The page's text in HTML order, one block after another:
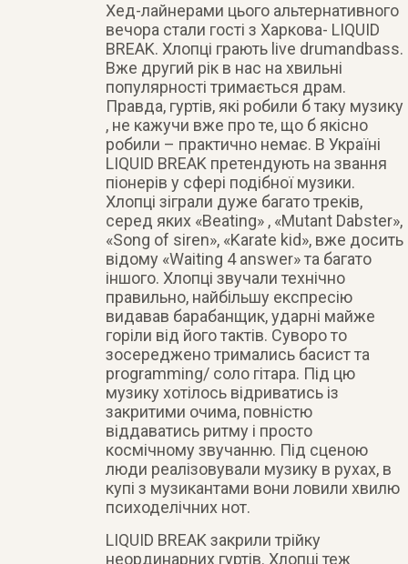
Хед-лайнерами цього альтернативного
вечора стали гості з Харкова- LIQUID
BREAK. Хлопці грають live drumandbass.
Вже другий рік в нас на хвильні
популярності тримається драм.
Правда, гуртів, які робили б таку музику
, не кажучи вже про те, що б якісно
робили – практично немає. В Україні
LIQUID BREAK претендують на звання
піонерів у сфері подібної музики.
Хлопці зіграли дуже багато треків,
серед яких «Beating» , «Mutant Dabster»,
«Song of siren», «Karate kid», вже досить
відому «Waiting 4 answer» та багато
іншого. Хлопці звучали технічно
правильно, найбільшу експресію
видавав барабанщик, ударні майже
горіли від його тактів. Суворо то
зосереджено тримались басист та
programming/ соло гітара. Під цю
музику хотілось відриватись із
закритими очима, повністю
віддаватись ритму і просто
космічному звучанню. Під сценою
люди реалізовували музику в рухах, в
купі з музикантами вони ловили хвилю
психоделічних нот.
LIQUID BREAK закрили трійку
неординарних гуртів. Хлопці теж